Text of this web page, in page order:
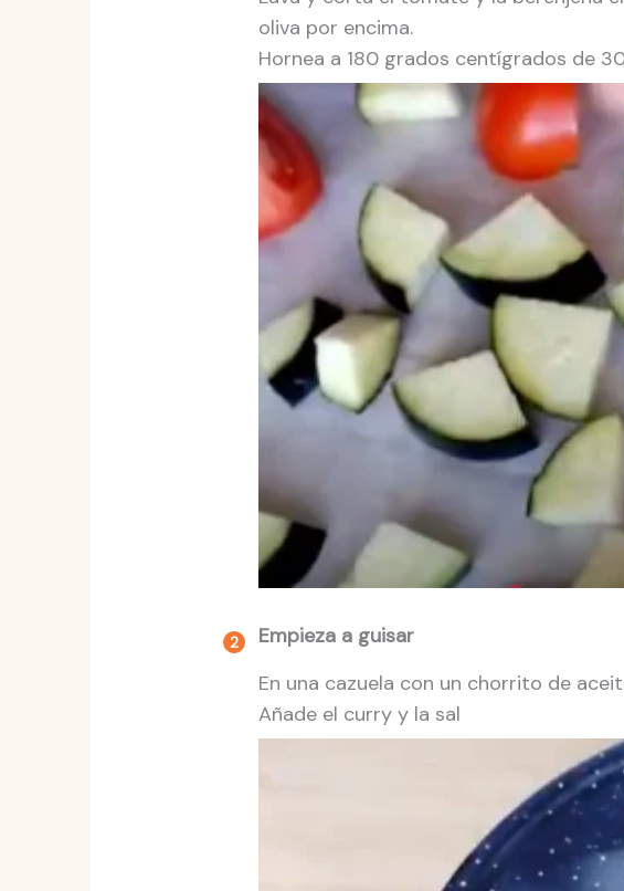
oliva por encima.
Hornea a 180 grados centígrados de
Empieza a guisar
En una cazuela con un chorrito de
Añade el curry y la sal